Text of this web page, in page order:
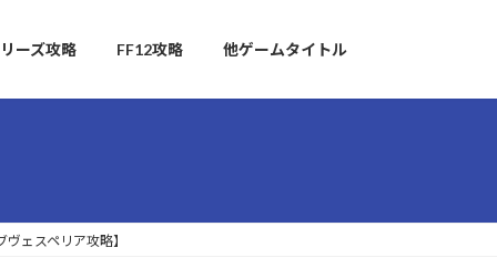
ーズ攻略 FF12攻略 他ゲームタイトル
ェスペリア攻略】